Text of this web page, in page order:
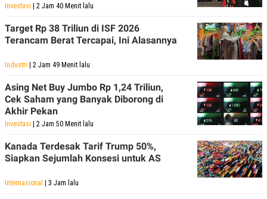
Investasi | 2 Jam 40 Menit lalu
Target Rp 38 Triliun di ISF 2026
Terancam Berat Tercapai, Ini Alasannya
Industri | 2 Jam 49 Menit lalu
Asing Net Buy Jumbo Rp 1,24 Triliun,
Cek Saham yang Banyak Diborong di
Akhir Pekan
Investasi | 2 Jam 50 Menit lalu
Kanada Terdesak Tarif Trump 50%,
Siapkan Sejumlah Konsesi untuk AS
Internasional | 3 Jam lalu